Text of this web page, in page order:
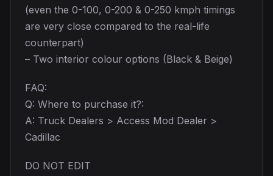
(even the 0-100, 0-200 & 0-250 kmph timings
are very close compared to the real-life
counterpart)
– Two interior colour options (Black & Beige)
FAQ:
Q: Where to purchase it?:
A: Truck Dealers > Access Mod Dealer >
Cadillac
DO NOT EDIT